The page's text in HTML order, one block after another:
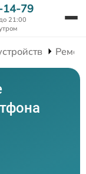
14-79
21:00